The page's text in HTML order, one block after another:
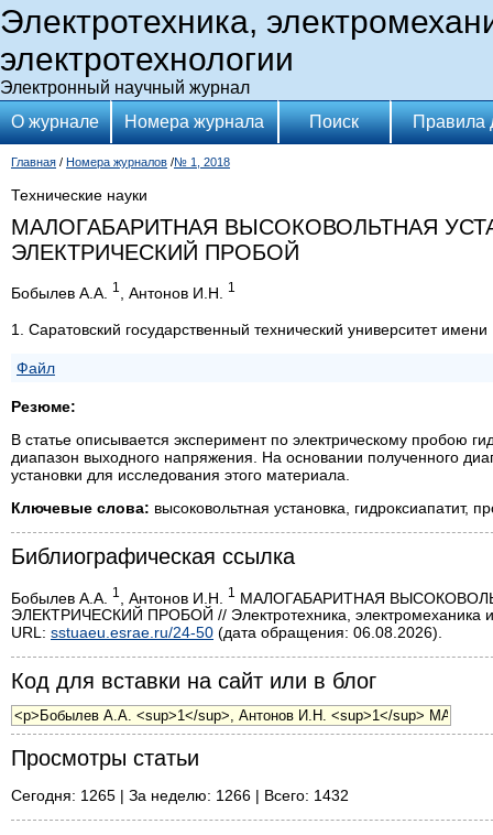
Электротехника,
электротехнологии
Электронный научный журнал
О журнале
Номера журнала Поиск Правила
Главная / Номера журналов /№ 1, 2018
Технические науки
МАЛОГАБАРИТНАЯ ВЫСОКОВОЛЬТНАЯ
ЭЛЕКТРИЧЕСКИЙ ПРОБОЙ
Бобылев А.А. 1 , Антонов И.Н. 1
1. Саратовский государственный технический университет
Файл
Резюме:
В статье описывается эксперимент по электрическому пробою
диапазон выходного напряжения. На основании полученного
установки для исследования этого материала.
Ключевые слова: высоковольтная установка, гидроксиапатит,
Библиографическая ссылка
Бобылев А.А. 1 , Антонов И.Н. 1
МАЛОГАБАРИТНАЯ
ЭЛЕКТРИЧЕСКИЙ ПРОБОЙ // Электротехника, электромеханика
URL: sstuaeu.esrae.ru/24-50 (дата обращения: 06.08.2026).
Код для вставки на сайт или в блог
Просмотры статьи
Сегодня: 1265 | За неделю: 1266 | Всего: 1432